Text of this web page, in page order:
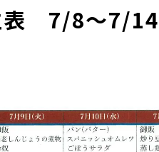
表 7/8～7/